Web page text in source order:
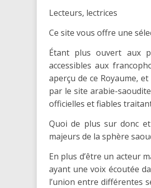
Lecteurs, lectrices
Ce site vous offre une
Étant plus ouvert aux
accessibles aux
aperçu de ce Royaume,
par le site arabie-
officielles et fiables
Quoi de plus sur donc
majeurs de la sphère
En plus d’être un acteur
ayant une voix écoutée
l’union entre différentes